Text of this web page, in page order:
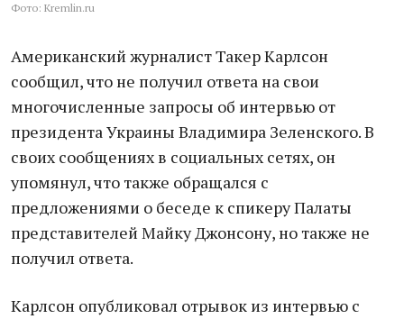
Фото: Kremlin.ru
Американский журналист Такер Карлсон
сообщил, что не получил ответа на свои
многочисленные запросы об интервью от
президента Украины Владимира Зеленского. В
своих сообщениях в социальных сетях, он
упомянул, что также обращался с
предложениями о беседе к спикеру Палаты
представителей Майку Джонсону, но также не
получил ответа.
Карлсон опубликовал отрывок из интервью с